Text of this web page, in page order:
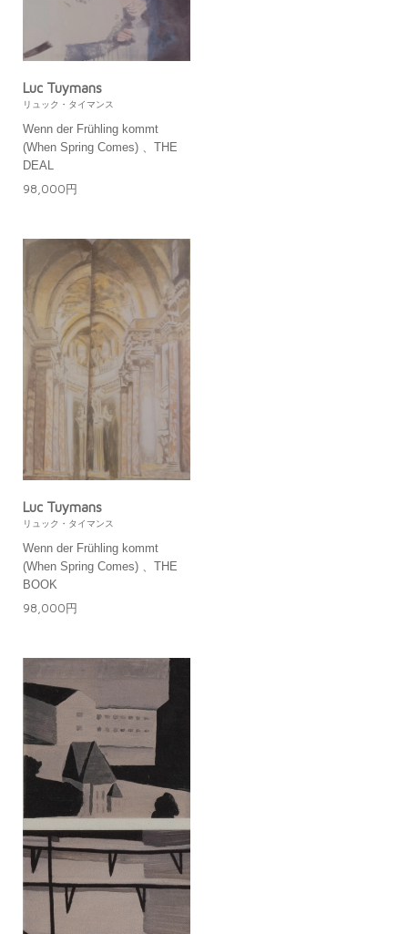
Luc Tuymans
リュック・タイマンス
Wenn der Frühling kommt
(When Spring Comes) 、THE
DEAL
98,000円
Luc Tuymans
リュック・タイマンス
Wenn der Frühling kommt
(When Spring Comes) 、THE
BOOK
98,000円